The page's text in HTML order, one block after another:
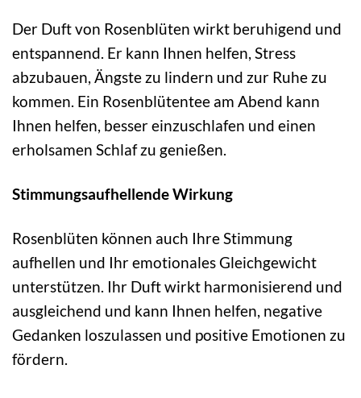
Der Duft von Rosenblüten wirkt beruhigend und
entspannend. Er kann Ihnen helfen, Stress
abzubauen, Ängste zu lindern und zur Ruhe zu
kommen. Ein Rosenblütentee am Abend kann
Ihnen helfen, besser einzuschlafen und einen
erholsamen Schlaf zu genießen.
Stimmungsaufhellende Wirkung
Rosenblüten können auch Ihre Stimmung
aufhellen und Ihr emotionales Gleichgewicht
unterstützen. Ihr Duft wirkt harmonisierend und
ausgleichend und kann Ihnen helfen, negative
Gedanken loszulassen und positive Emotionen zu
fördern.